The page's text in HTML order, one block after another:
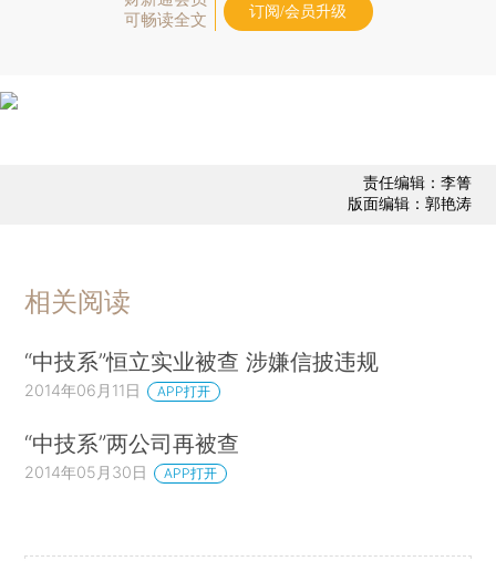
可畅读全文
订阅/会员升级
责任编辑：李箐
版面编辑：郭艳涛
相关阅读
“中技系”恒立实业被查 涉嫌信披违规
2014年06月11日 APP打开
“中技系”两公司再被查
2014年05月30日 APP打开